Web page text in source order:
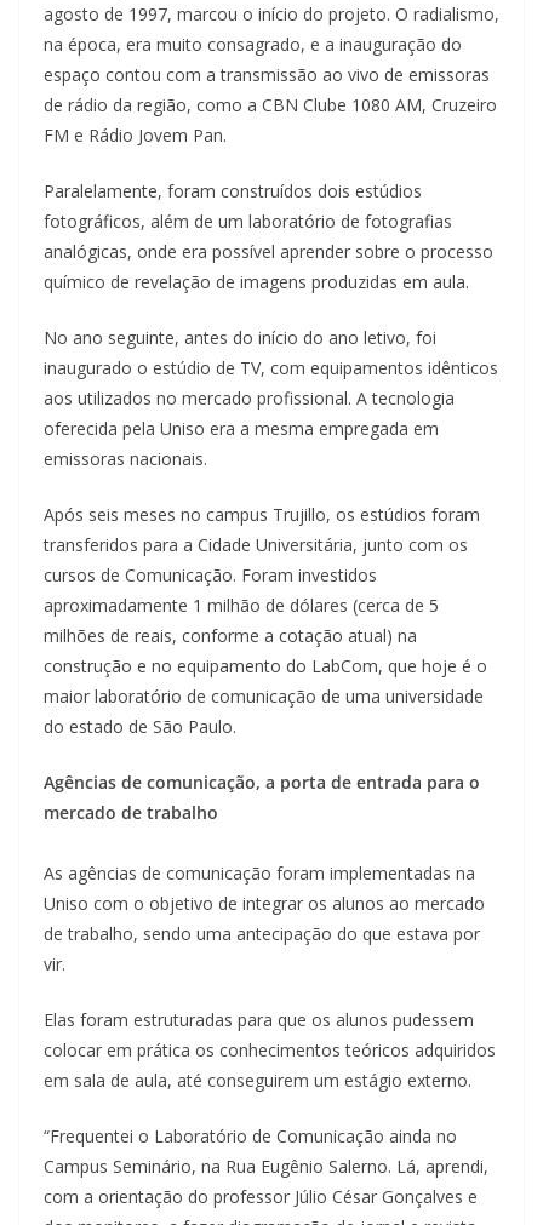
agosto de 1997, marcou o início do projeto. O radialismo,
na época, era muito consagrado, e a inauguração do
espaço contou com a transmissão ao vivo de emissoras
de rádio da região, como a CBN Clube 1080 AM, Cruzeiro
FM e Rádio Jovem Pan.
Paralelamente, foram construídos dois estúdios
fotográficos, além de um laboratório de fotografias
analógicas, onde era possível aprender sobre o processo
químico de revelação de imagens produzidas em aula.
No ano seguinte, antes do início do ano letivo, foi
inaugurado o estúdio de TV, com equipamentos idênticos
aos utilizados no mercado profissional. A tecnologia
oferecida pela Uniso era a mesma empregada em
emissoras nacionais.
Após seis meses no campus Trujillo, os estúdios foram
transferidos para a Cidade Universitária, junto com os
cursos de Comunicação. Foram investidos
aproximadamente 1 milhão de dólares (cerca de 5
milhões de reais, conforme a cotação atual) na
construção e no equipamento do LabCom, que hoje é o
maior laboratório de comunicação de uma universidade
do estado de São Paulo.
Agências de comunicação, a porta de entrada para o
mercado de trabalho
As agências de comunicação foram implementadas na
Uniso com o objetivo de integrar os alunos ao mercado
de trabalho, sendo uma antecipação do que estava por
vir.
Elas foram estruturadas para que os alunos pudessem
colocar em prática os conhecimentos teóricos adquiridos
em sala de aula, até conseguirem um estágio externo.
“Frequentei o Laboratório de Comunicação ainda no
Campus Seminário, na Rua Eugênio Salerno. Lá, aprendi,
com a orientação do professor Júlio César Gonçalves e